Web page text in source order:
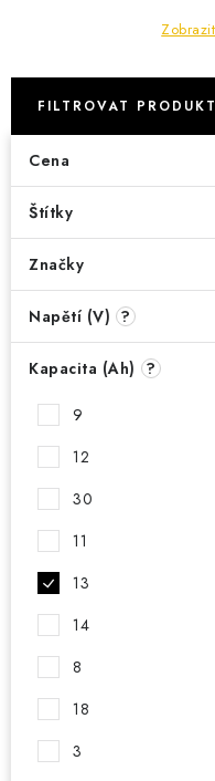
MĚNIČE NAPĚTÍ
FOTOVOLTAIKA
TESTERY BATERIÍ
BATERIE PRO
BATERIE PRO
SPOTŘEBNÍ BATERIE
PŘÍSLUŠENSTVÍ
DOPRAVA ZDARMA
KONFIGURÁTOR
VÝMĚNA AUTOBATERIE
OCHRANA OSOBNÍCH
JAK NA TO S BATTERY.CZ
FILTROVAT
Cena
Štítky
Značky
Napětí (V) ?
Kapacita (Ah) ?
9
12
30
11
13
14
8
18
3